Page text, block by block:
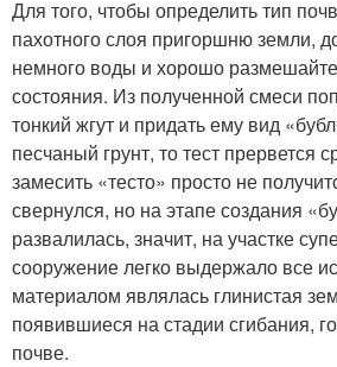
Для того, чтобы определить тип
пахотного слоя пригоршню земли,
немного воды и хорошо размешайте
состояния. Из полученной смеси
тонкий жгут и придать ему вид
песчаный грунт, то тест прервется
замесить «тесто» просто не
свернулся, но на этапе создания
развалилась, значит, на участке
сооружение легко выдержало все
материалом являлась глинистая
появившиеся на стадии сгибания,
почве.